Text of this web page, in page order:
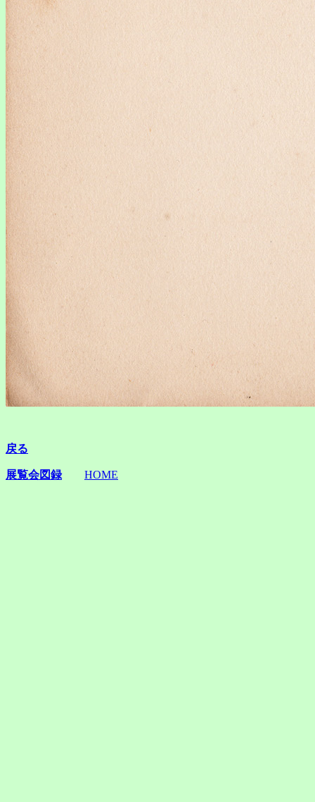
戻る
展覧会図録 HOME